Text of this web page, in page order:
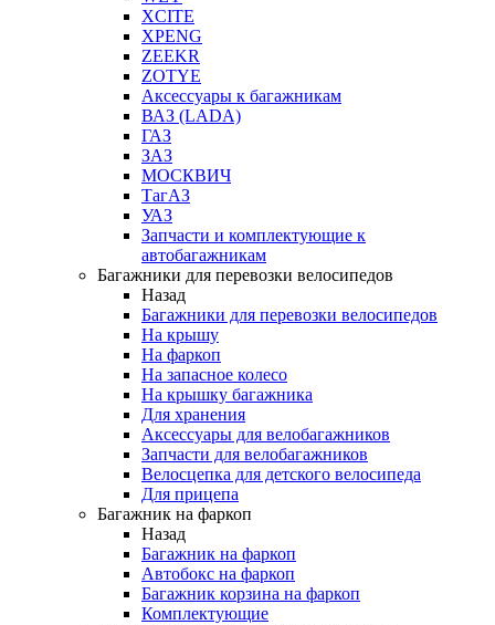
XCITE
XPENG
ZEEKR
ZOTYE
Аксессуары к багажникам
ВАЗ (LADA)
ГАЗ
ЗАЗ
МОСКВИЧ
ТагАЗ
УАЗ
Запчасти и комплектующие к
автобагажникам
Багажники для перевозки велосипедов
Назад
Багажники для перевозки велосипедов
На крышу
На фаркоп
На запасное колесо
На крышку багажника
Для хранения
Аксессуары для велобагажников
Запчасти для велобагажников
Велосцепка для детского велосипеда
Для прицепа
Багажник на фаркоп
Назад
Багажник на фаркоп
Автобокс на фаркоп
Багажник корзина на фаркоп
Комплектующие